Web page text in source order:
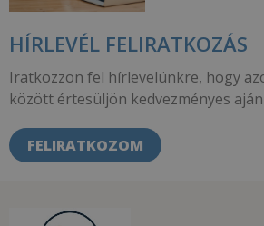
HÍRLEVÉL FELIRATKOZÁS
Iratkozzon fel hírlevelünkre, hogy
között értesüljön kedvezményes
FELIRATKOZOM